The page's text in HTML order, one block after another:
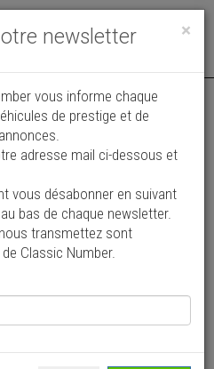
Toggle
2026 ( il y a 5 jours )
Stingray Convertible
161 km
×
newsletter
vous informe chaque
de prestige et de
adresse mail ci-dessous et
vous désabonner en suivant
bas de chaque newsletter.
transmettez sont
Classic Number.